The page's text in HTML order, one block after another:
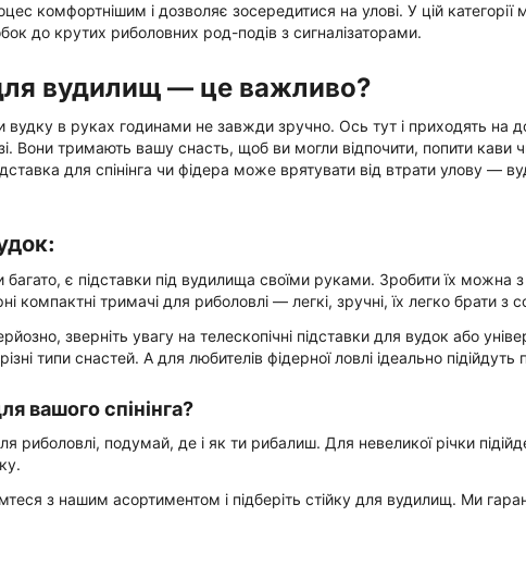
комфортнішим і дозволяє зосередитися на улові. У цій категорії
до крутих риболовних род-подів з сигналізаторами.
вудилищ — це важливо?
вудку в руках годинами не завжди зручно. Ось тут і приходять на
Вони тримають вашу снасть, щоб ви могли відпочити, попити
для спінінга чи фідера може врятувати від втрати улову —
багато, є підставки під вудилища своїми руками. Зробити їх можна
компактні тримачі для риболовлі — легкі, зручні, їх легко брати з
зверніть увагу на телескопічні підставки для вудок або
типи снастей. А для любителів фідерної ловлі ідеально
вашого спінінга?
риболовлі, подумай, де і як ти рибалиш. Для невеликої річки
з нашим асортиментом і підберіть стійку для вудилищ. Ми